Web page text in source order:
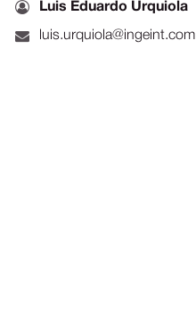
Luis Eduardo Urquiola
luis.urquiola@ingeint.com